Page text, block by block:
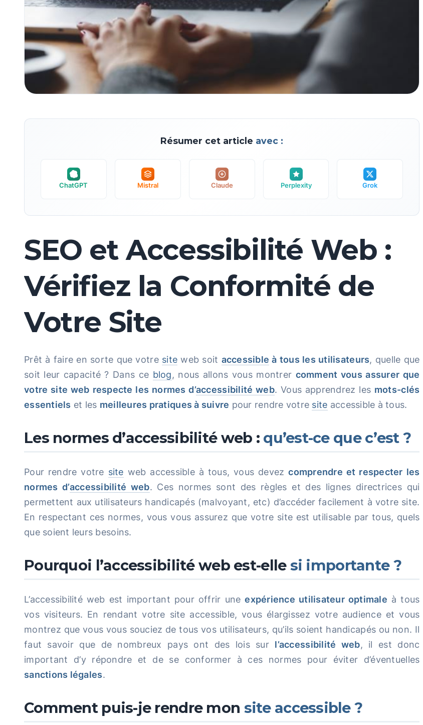
Résumer cet article avec :
ChatGPT Mistral Claude Perplexity Grok
SEO et Accessibilité Web :
Vérifiez la Conformité de
Votre Site
Prêt à faire en sorte que votre site web soit accessible à tous les utilisateurs, quelle que
soit leur capacité ? Dans ce blog, nous allons vous montrer comment vous assurer que
votre site web respecte les normes d’accessibilité web. Vous apprendrez les mots-clés
essentiels et les meilleures pratiques à suivre pour rendre votre site accessible à tous.
Les normes d’accessibilité web : qu’est-ce que c’est ?
Pour rendre votre site web accessible à tous, vous devezcomprendre et respecter les
normes d’accessibilité web. Ces normes sont des règles et des lignes directrices qui
permettent aux utilisateurs handicapés (malvoyant, etc) d’accéder facilement à votre site.
En respectant ces normes, vous vous assurez que votre site est utilisable par tous, quels
que soient leurs besoins.
Pourquoi l’accessibilité web est-elle si importante ?
L’accessibilité web est important pour offrir uneexpérience utilisateur optimale à tous
vos visiteurs. En rendant votre site accessible, vous élargissez votre audience et vous
montrez que vous vous souciez de tous vos utilisateurs, qu’ils soient handicapés ou non. Il
faut savoir que de nombreux pays ont des lois sur l’accessibilité web, il est donc
important d’y répondre et de se conformer à ces normes pour éviter d’éventuelles
sanctions légales.
Comment puis-je rendre mon site accessible ?